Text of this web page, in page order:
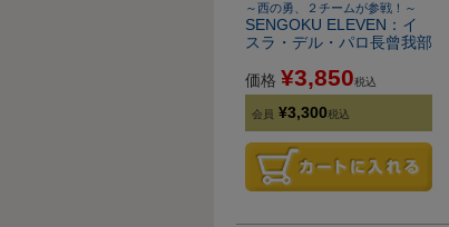
～西の勇、２チームが参戦！～
SENGOKU ELEVEN：イ
スラ・デル・パロ長曾我部
価格 ¥3,850税込
会員 ¥3,300税込